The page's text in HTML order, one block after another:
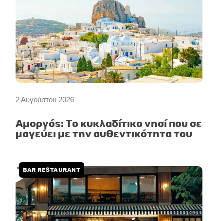
2 Αυγούστου 2026
Αμοργός: Το κυκλαδίτικο νησί που σε
μαγεύει με την αυθεντικότητα του
BAR RESTAURANT